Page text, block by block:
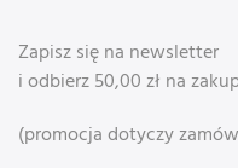
Zapisz się na newsletter
i odbierz 50,00 zł na
(promocja dotyczy